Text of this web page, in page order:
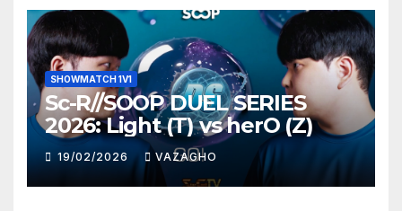
SHOWMATCH 1V1
Sc-R//SOOP DUEL SERIES
2026: Light (T) vs herO (Z)
19/02/2026 VAZAGHO